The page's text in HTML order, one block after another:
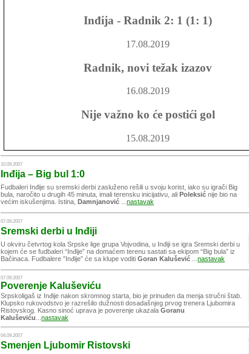
Inđija - Radnik 2: 1 (1: 1)
17.08.2019
Radnik, novi težak izazov
16.08.2019
Nije važno ko će postići gol
15.08.2019
11.08.2019
10.09.2007
Inđija – Big bul 1:0
Fudbaleri Inđije su sremski derbi zasluženo rešili u svoju korist, iako su igrači Big
bula, naročito u drugih 45 minuta, imali terensku inicijativu, ali Poleksić nije bio na
većim iskušenjima. Istina, Damnjanović nastavak
07.09.2007
Sremski derbi u Inđiji
U okviru četvrtog kola Srpske lige grupa Vojvodina, u Inđiji se igra Sremski derbi u
kojem će se fudbaleri “Inđije” na domaćem terenu sastati sa ekipom “Big bula” iz
Bačinaca. Fudbalere ”Inđije” će sa klupe voditi Goran Kalušević nastavak
07.09.2007
Poverenje Kaluševiću
Srpskoligaš iz Inđije nakon skromnog starta, bio je prinuđen da menja stručni štab.
Klupsko rukovodstvo je razrešilo dužnosti dosadašnjeg prvog trenera Ljubomira
Ristovskog. Kasno sinoć uprava je poverenje ukazala Goranu
Kaluševiću
nastavak
04.09.2007
Smenjen Ljubomir Ristovski